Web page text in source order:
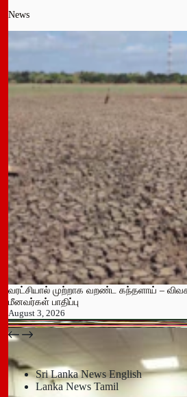
News
வரட்சியால் முற்றாக வறண்ட கந்தளாய் –
மீனவர்கள் பாதிப்பு
August 3, 2026
பதுளை மாநகர சபையின் NPP உறுப்பினர் திடீர்
July 14, 2026
Sri Lanka News English
Lanka News Tamil